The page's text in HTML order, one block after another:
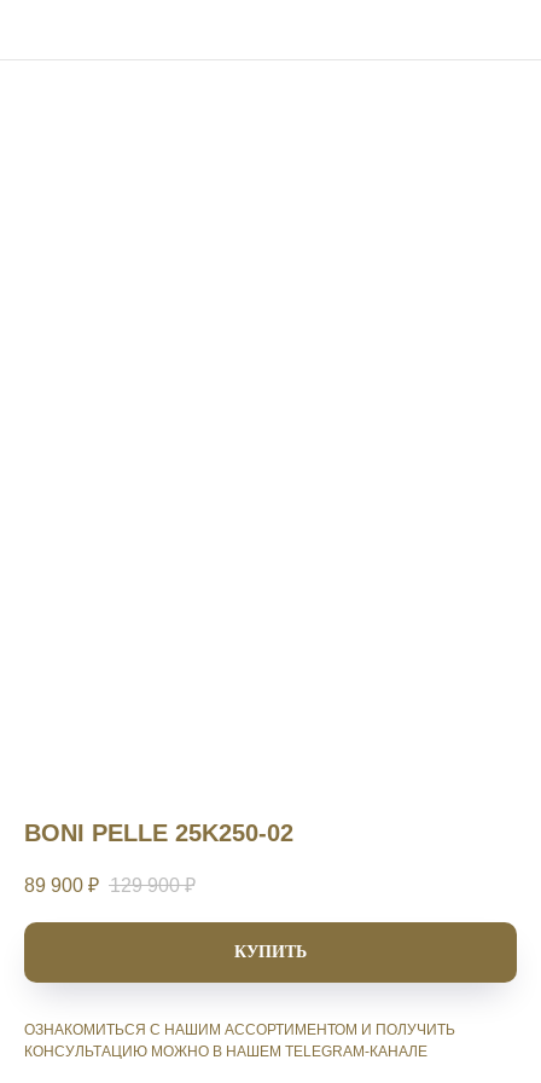
BONI PELLE 25K250-02
89 900 ₽ 129 900 ₽
КУПИТЬ
ОЗНАКОМИТЬСЯ С НАШИМ АССОРТИМЕНТОМ И ПОЛУЧИТЬ
КОНСУЛЬТАЦИЮ МОЖНО В НАШЕМ TELEGRAM-КАНАЛЕ